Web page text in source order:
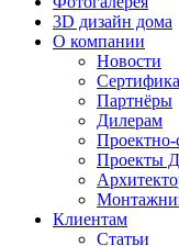
3D дизайн дома
О компании
Новости
Партнёры
Дилерам
Проекты
Клиентам
Статьи